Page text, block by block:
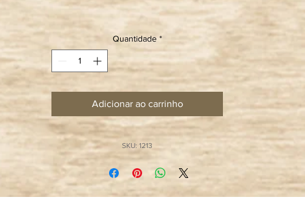
A Ospe que segue e coloca a disposição as normas técnicas da
referente a Piso vinílico para dilatação e retração considerada
normal por peça visto que todo material tem sua movimentação
natural. Trata-se da ABNT NBR 14917-1. Na página 07 que segue
há o ítem “Estabilidade Dimensional após exposição ao calor”
em %. O permitido é a peça ter variação menor ou igual a 0,25%.
Está variação que nos referimos é para contração e ou dilatação.
segue abaixo já calculado cada placa, cada linha por peça em
seu comprimento e largura:
Linha Square PVC 3mm – Peça 914,4mm x 914,4mm
Retração
Comprimento e Largura peça: 914,4mm – Se tirarmos 0,25% seria
Quantidade *
Adicionar ao carrinho
SKU: 1213